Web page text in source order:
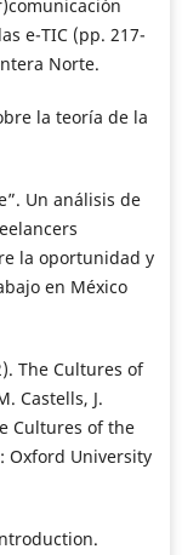
e-TIC (pp. 217-
Norte.
la teoría de la
Un análisis de
la oportunidad y
en México
The Cultures of
Castells, J.
Cultures of the
Oxford University